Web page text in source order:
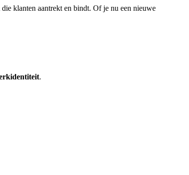
klanten aantrekt en bindt. Of je nu een nieuwe
.